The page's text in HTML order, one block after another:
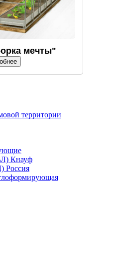
мечты"
территории
Кнауф
Россия